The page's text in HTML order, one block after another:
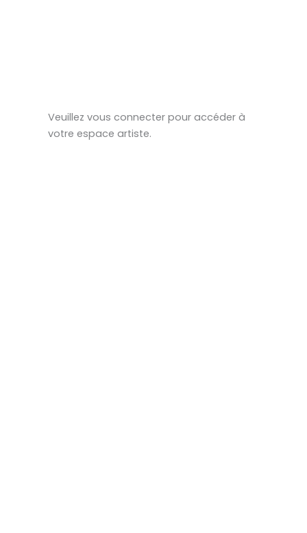
Veuillez vous connecter pour accéder à
votre espace artiste.